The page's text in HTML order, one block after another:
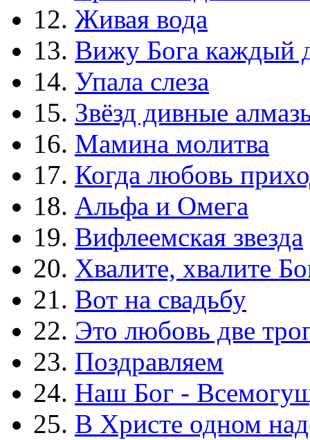
12. Живая вода
13. Вижу Бога каждый
14. Упала слеза
15. Звёзд дивные
16. Мамина молитва
17. Когда любовь
18. Альфа и Омега
19. Вифлеемская звезда
20. Хвалите, хвалите
21. Вот на свадьбу
22. Это любовь две
23. Поздравляем
24. Наш Бог -
25. В Христе одном